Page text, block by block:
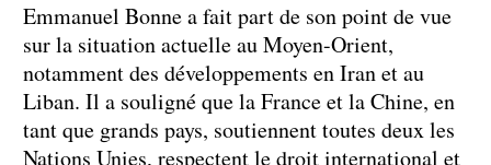
Emmanuel Bonne a fait part de son point de vue
sur la situation actuelle au Moyen-Orient,
notamment des développements en Iran et au
Liban. Il a souligné que la France et la Chine, en
tant que grands pays, soutiennent toutes deux les
Nations Unies, respectent le droit international et